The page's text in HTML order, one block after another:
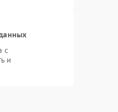
с
и